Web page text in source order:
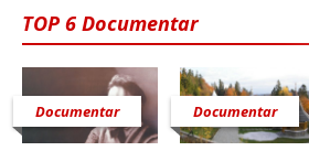
TOP 6 Documentar
Documentar Documentar